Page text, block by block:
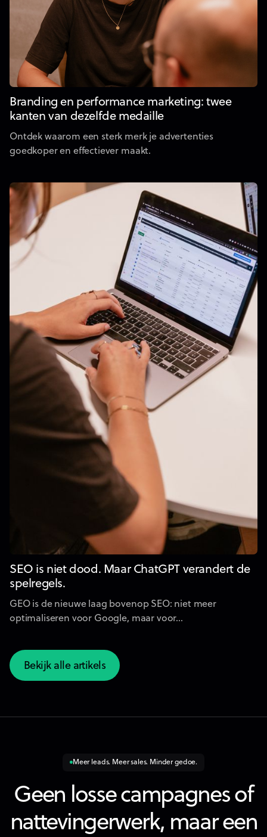
Branding en performance marketing: twee
kanten van dezelfde medaille
Ontdek waarom een sterk merk je advertenties
goedkoper en effectiever maakt.
SEO is niet dood. Maar ChatGPT verandert de
spelregels.
GEO is de nieuwe laag bovenop SEO: niet meer
optimaliseren voor Google, maar voor...
Bekijk alle artikels
Bekijk alle artikels
Meer leads. Meer sales. Minder gedoe.
Geen losse campagnes of
nattevingerwerk, maar een